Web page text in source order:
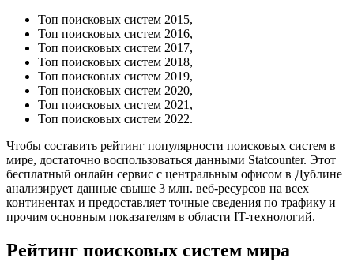
Топ поисковых систем 2015,
Топ поисковых систем 2016,
Топ поисковых систем 2017,
Топ поисковых систем 2018,
Топ поисковых систем 2019,
Топ поисковых систем 2020,
Топ поисковых систем 2021,
Топ поисковых систем 2022.
Чтобы составить рейтинг популярности поисковых систем в
мире, достаточно воспользоваться данными Statcounter. Этот
бесплатный онлайн сервис с центральным офисом в Дублине
анализирует данные свыше 3 млн. веб-ресурсов на всех
континентах и предоставляет точные сведения по трафику и
прочим основным показателям в области IT-технологий.
Рейтинг поисковых систем мира